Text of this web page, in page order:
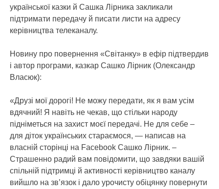
української казки й Сашка Лірника закликали
підтримати передачу й писати листи на адресу
керівництва телеканалу.
Новину про повернення «Світанку» в ефір підтвердив
і автор програми, казкар Сашко Лірник (Олександр
Власюк):
«Друзі мої дорогі! Не можу передати, як я вам усім
вдячний! Я навіть не чекав, що стільки народу
підніметься на захист моєї передачі. Не для себе –
для діток українських стараємося, — написав на
власній сторінці на Facebook Сашко Лірник. –
Страшенно радий вам повідомити, що завдяки вашій
спільній підтримці й активності керівництво каналу
вийшло на зв’язок і дало урочисту обіцянку повернути